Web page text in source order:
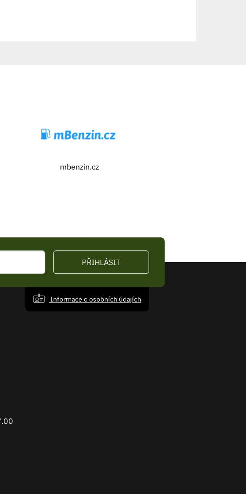
mbenzin.cz
PŘIHLÁSIT
Informace o osobních údajích